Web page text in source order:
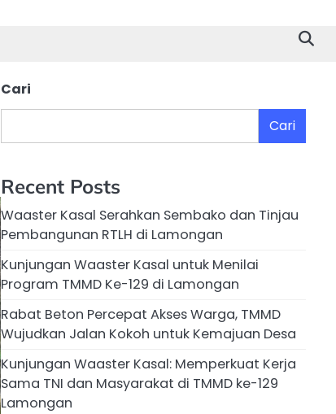
Cari
Cari
Recent Posts
Waaster Kasal Serahkan Sembako dan Tinjau
Pembangunan RTLH di Lamongan
Kunjungan Waaster Kasal untuk Menilai
Program TMMD Ke-129 di Lamongan
Rabat Beton Percepat Akses Warga, TMMD
Wujudkan Jalan Kokoh untuk Kemajuan Desa
Kunjungan Waaster Kasal: Memperkuat Kerja
Sama TNI dan Masyarakat di TMMD ke-129
Lamongan